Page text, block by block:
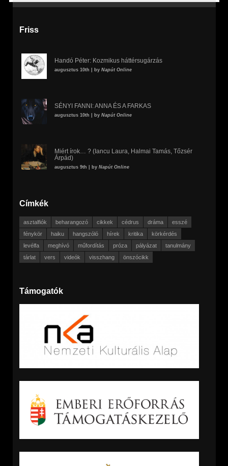
Friss
Handó Péter: Kozmikus háttérsugárzás
augusztus 10th | by Napút Online
SÉNYI FANNI: ANNA ÉS A FARKAS
augusztus 10th | by Napút Online
Miért írok… ? (Iancu Laura, Halmai Tamás, Tőzsér
Árpád)
augusztus 9th | by Napút Online
Címkék
asztalfiók beharangozó cikkek cédrus dráma
esszé
fénykör
haiku hangszóló hírek kritika
körkérdés
levélfa
meghívó műfordítás próza pályázat
tanulmány
tárlat
vers videók visszhang önszócikk
Támogatók